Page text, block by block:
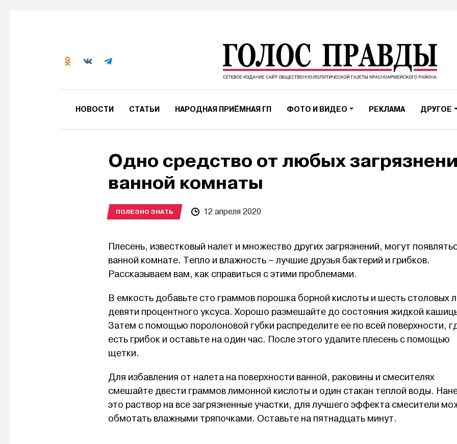
НОВОСТИ СТАТЬИ НАРОДНАЯ ПРИЁМНАЯ ГП ФОТО И ВИДЕО РЕКЛАМА ДРУГОЕ
Одно средство от любых
ванной комнаты
ПОЛЕЗНО ЗНАТЬ 12 апреля 2020
Плесень, известковый налет и множество других загрязнений, могут
ванной комнате. Тепло и влажность – лучшие друзья бактерий и грибков.
Рассказываем вам, как справиться с этими проблемами.
В емкость добавьте сто граммов порошка борной кислоты и шесть столовых
девяти процентного уксуса. Хорошо размешайте до состояния жидкой
Затем с помощью поролоновой губки распределите ее по всей поверхности,
есть грибок и оставьте на один час. После этого удалите плесень с помощью
щетки.
Для избавления от налета на поверхности ванной, раковины и смесителях
смешайте двести граммов лимонной кислоты и один стакан теплой воды.
это раствор на все загрязненные участки, для лучшего эффекта смесители
обмотать влажными тряпочками. Оставьте на пятнадцать минут.